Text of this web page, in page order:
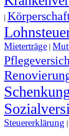
|
Mieterträge |
Steuererklärung |